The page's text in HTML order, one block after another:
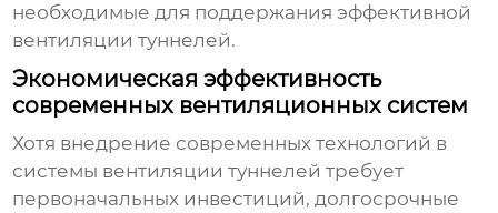
необходимые для поддержанияэффективной
вентиляции туннелей.
Экономическая эффективность
современных вентиляционных систем
Хотя внедрение современных технологий в
системы вентиляции туннелей требует
первоначальных инвестиций, долгосрочные